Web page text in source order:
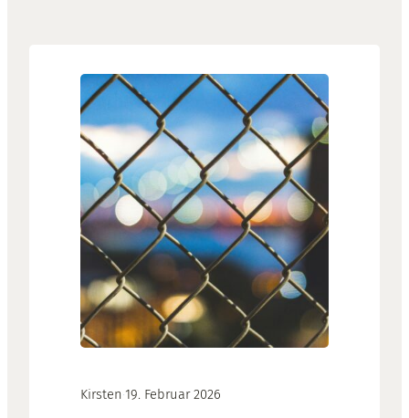
Kirsten·19. Februar 2026